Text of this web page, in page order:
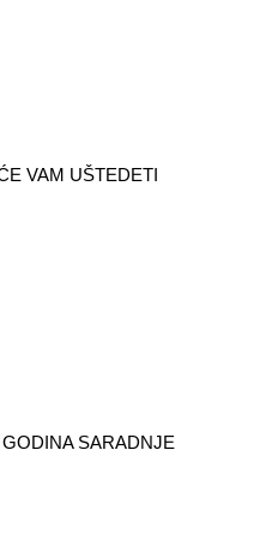
VAM UŠTEDETI
SARADNJE